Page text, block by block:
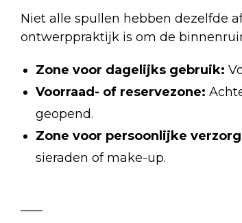
Niet alle spullen hebben dezelfde
ontwerppraktijk is om de
Zone voor dagelijks gebruik:
Voorraad- of reservezone:
geopend.
Zone voor persoonlijke
sieraden of make-up.